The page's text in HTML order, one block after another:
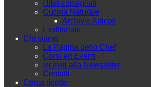
I libri consigliati
Cucina Naturale
Archivio Articoli
L'editoriale
Chi siamo
La Pagina dello Chef
Corsi ed Eventi
Iscriviti alla Newsletter
Contatti
Cerca ricette